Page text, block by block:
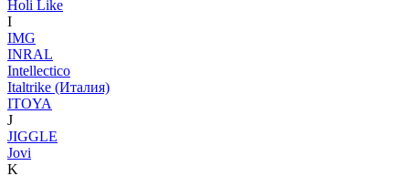
Holi Like
I
IMG
INRAL
Intellectico
Italtrike (Италия)
ITOYA
J
JIGGLE
Jovi
K